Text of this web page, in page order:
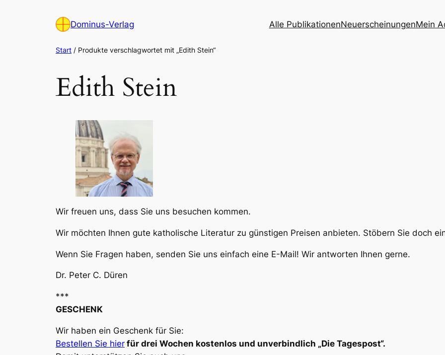
Dominus-Verlag Alle PublikationenNeuerscheinungenMein
Start / Produkte verschlagwortet mit „Edith Stein“
Edith Stein
Wir freuen uns, dass Sie uns besuchen kommen.
Wir möchten Ihnen gute katholische Literatur zu günstigen Preisen anbieten. Stöbern Sie doch
Wenn Sie Fragen haben, senden Sie uns einfach eine E-Mail! Wir antworten Ihnen gerne.
Dr. Peter C. Düren
***
GESCHENK
Wir haben ein Geschenk für Sie:
Bestellen Sie hier für drei Wochen kostenlos und unverbindlich „Die Tagespost“.